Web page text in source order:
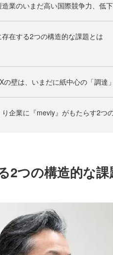
造業のいまだ高い国際競争力、低
在する2つの構造的な課題とは
の壁は、いまだに紙中心の「調達
り企業に『meviy』がもたらす2つ
2つの構造的な課